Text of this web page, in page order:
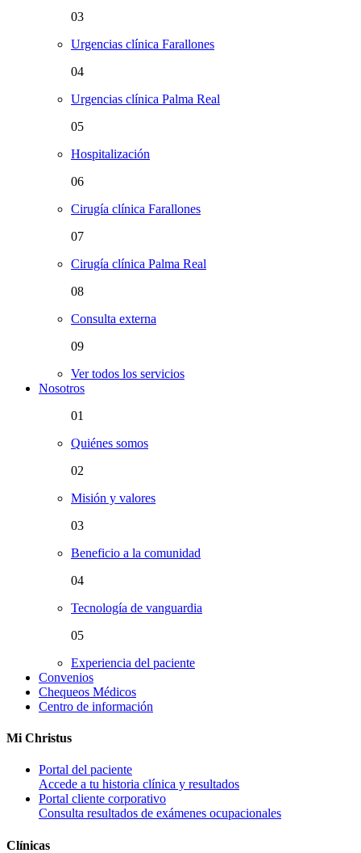
03
Urgencias clínica Farallones
04
Urgencias clínica Palma Real
05
Hospitalización
06
Cirugía clínica Farallones
07
Cirugía clínica Palma Real
08
Consulta externa
09
Ver todos los servicios
Nosotros
01
Quiénes somos
02
Misión y valores
03
Beneficio a la comunidad
04
Tecnología de vanguardia
05
Experiencia del paciente
Convenios
Chequeos Médicos
Centro de información
Mi Christus
Portal del paciente
Accede a tu historia clínica y resultados
Portal cliente corporativo
Consulta resultados de exámenes ocupacionales
Clínicas